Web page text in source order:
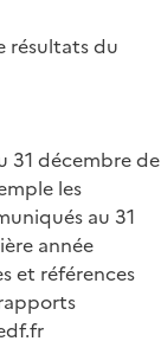
résultats du
31 décembre de
les
au 31
année
et références